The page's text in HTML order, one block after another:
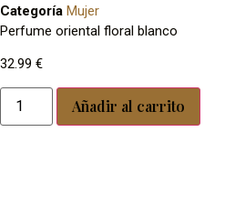
Categoría Mujer
Perfume oriental floral blanco
32.99 €
Añadir al carrito